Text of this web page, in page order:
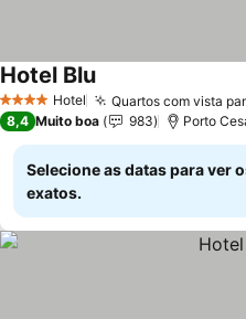
4 EstrelasHotel Quartos com vista
Hotel BluVer preços
8,4 Muito boa 983 Porto
Selecione as datas para ver
exatos.